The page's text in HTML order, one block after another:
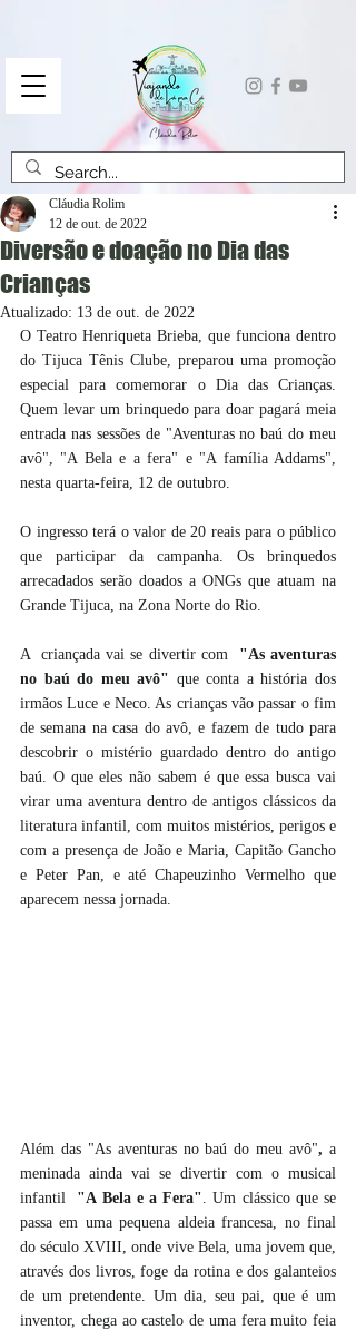
Diversão e doação no Dia das
Crianças
Cláudia Rolim
12 de out. de 2022
Atualizado: 13 de out. de 2022
O Teatro Henriqueta Brieba, que funciona dentro
do Tijuca Tênis Clube, preparou uma promoção
especial para comemorar o Dia das Crianças.
Quem levar um brinquedo para doar pagará meia
entrada nas sessões de "Aventuras no baú do meu
avô", "A Bela e a fera" e "A família Addams",
nesta quarta-feira, 12 de outubro.
O ingresso terá o valor de 20 reais para o público
que participar da campanha. Os brinquedos
arrecadados serão doados a ONGs que atuam na
Grande Tijuca, na Zona Norte do Rio.
A  criançada vai se divertir com "As aventuras
no baú do meu avô" que conta a história dos
irmãos Luce e Neco. As crianças vão passar o fim
de semana na casa do avô, e fazem de tudo para
descobrir o mistério guardado dentro do antigo
baú. O que eles não sabem é que essa busca vai
virar uma aventura dentro de antigos clássicos da
literatura infantil, com muitos mistérios, perigos e
com a presença de João e Maria, Capitão Gancho
e Peter Pan, e até Chapeuzinho Vermelho que
aparecem nessa jornada.
Além das "As aventuras no baú do meu avô", a
meninada ainda vai se divertir com o musical
infantil "A Bela e a Fera" . Um clássico que se
passa em uma pequena aldeia francesa, no final
do século XVIII, onde vive Bela, uma jovem que,
através dos livros, foge da rotina e dos galanteios
de um pretendente. Um dia, seu pai, que é um
inventor, chega ao castelo de uma fera muito feia